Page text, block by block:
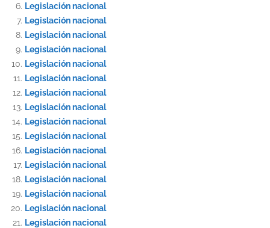
Legislación nacional
Legislación nacional
Legislación nacional
Legislación nacional
Legislación nacional
Legislación nacional
Legislación nacional
Legislación nacional
Legislación nacional
Legislación nacional
Legislación nacional
Legislación nacional
Legislación nacional
Legislación nacional
Legislación nacional
Legislación nacional